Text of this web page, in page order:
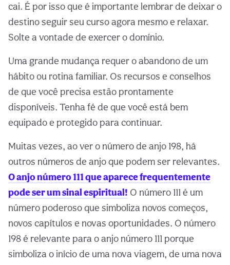
cai. É por isso que é importante lembrar de deixar o
destino seguir seu curso agora mesmo e relaxar.
Solte a vontade de exercer o domínio.
Uma grande mudança requer o abandono de um
hábito ou rotina familiar. Os recursos e conselhos
de que você precisa estão prontamente
disponíveis. Tenha fé de que você está bem
equipado e protegido para continuar.
Muitas vezes, ao ver o número de anjo 198, há
outros números de anjo que podem ser relevantes.
O anjo número 111 que aparece frequentemente
pode ser um sinal espiritual! O número 111 é um
número poderoso que simboliza novos começos,
novos capítulos e novas oportunidades. O número
198 é relevante para o anjo número 111 porque
simboliza o início de uma nova viagem, de uma nova